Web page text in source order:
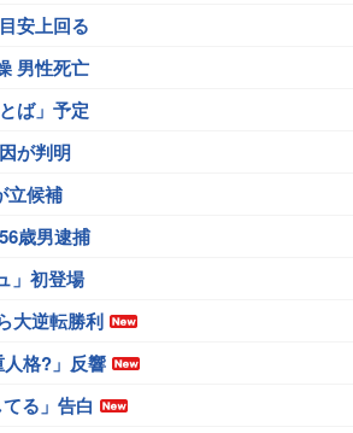
安上回る
男性死亡
ば」予定
が判明
立候補
歳男逮捕
」初登場
大逆転勝利
格?」反響
る」告白